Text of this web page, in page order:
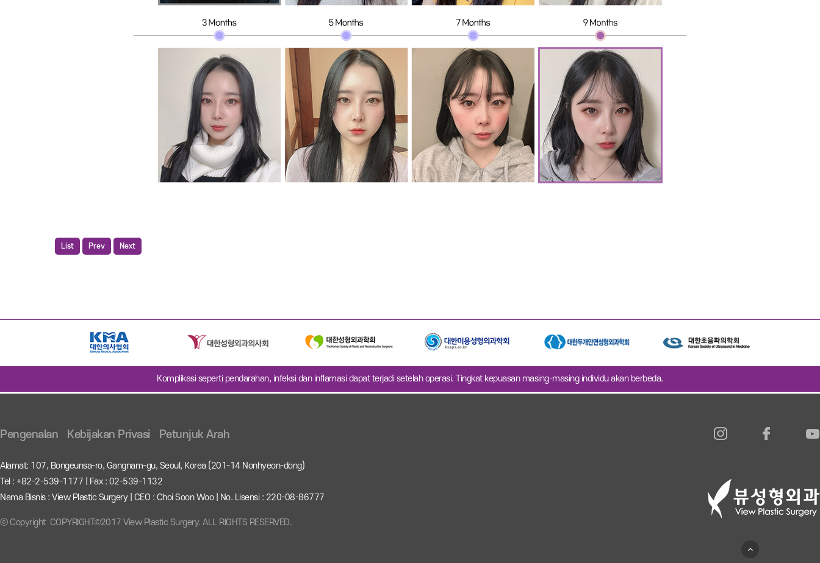
List Prev Next
Komplikasi seperti pendarahan, infeksi dan inflamasi dapat terjadi setelah operasi. Tingkat kepuasan masing-masing individu akan berbeda.
Pengenalan Kebijakan Privasi Petunjuk Arah
Alamat: 107, Bongeunsa-ro, Gangnam-gu, Seoul, Korea (201-14 Nonhyeon-dong)
Tel : +82-2-539-1177 | Fax : 02-539-1132
Nama Bisnis : View Plastic Surgery | CEO : Choi Soon Woo | No. Lisensi : 220-08-86777
ⓒ Copyright COPYRIGHT©2017 View Plastic Surgery. ALL RIGHTS RESERVED.